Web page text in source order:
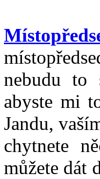
nebudu to
abyste mi
Jandu,
chytnete
můžete dát